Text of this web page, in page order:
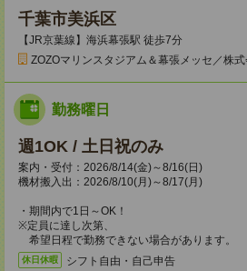
千葉市美浜区
【JR京葉線】海浜幕張駅 徒歩7分
ZOZOマリンスタジアム＆幕張メッセ／株
勤務曜日
週1OK / 土日祝のみ
案内・受付：2026/8/14(金)～8/16(日)
機材搬入出：2026/8/10(月)～8/17(月)
・期間内で1日～OK！
※定員に達し次第、
希望日程で勤務できない場合があります。
休日休暇
シフト自由・自己申告